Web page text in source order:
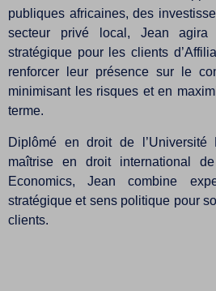
publiques africaines, des
secteur privé local, Jean agira
stratégique pour les clients
renforcer leur présence sur le
minimisant les risques et en
terme.
Diplômé en droit de l’Université
maîtrise en droit international
Economics, Jean combine
stratégique et sens politique pour
clients.